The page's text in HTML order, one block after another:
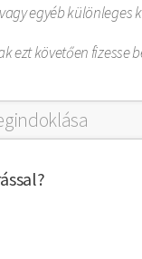
egyéb
ezt követően